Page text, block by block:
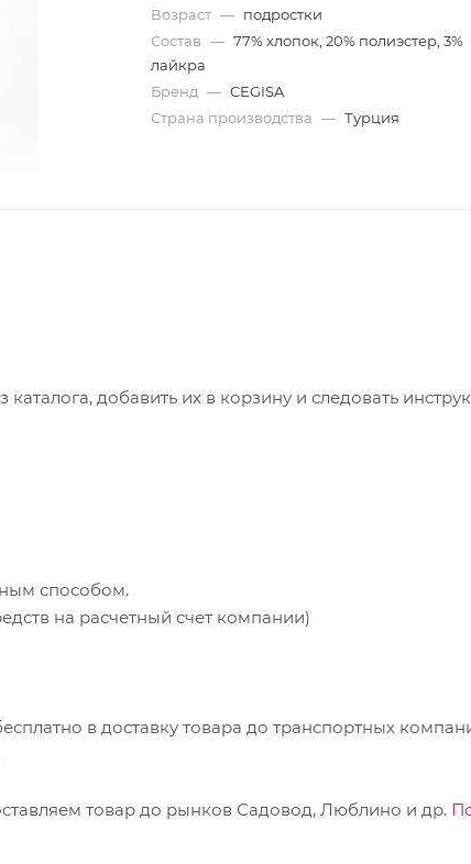
Возраст — подростки
Состав — 77% хлопок, 20% полиэстер, 3%
лайкра
Бренд — CEGISA
Страна производства — Турция
добавить их в корзину и следовать
способом.
на расчетный счет компании)
в доставку товара до транспортных
товар до рынков Садовод, Люблино и др.